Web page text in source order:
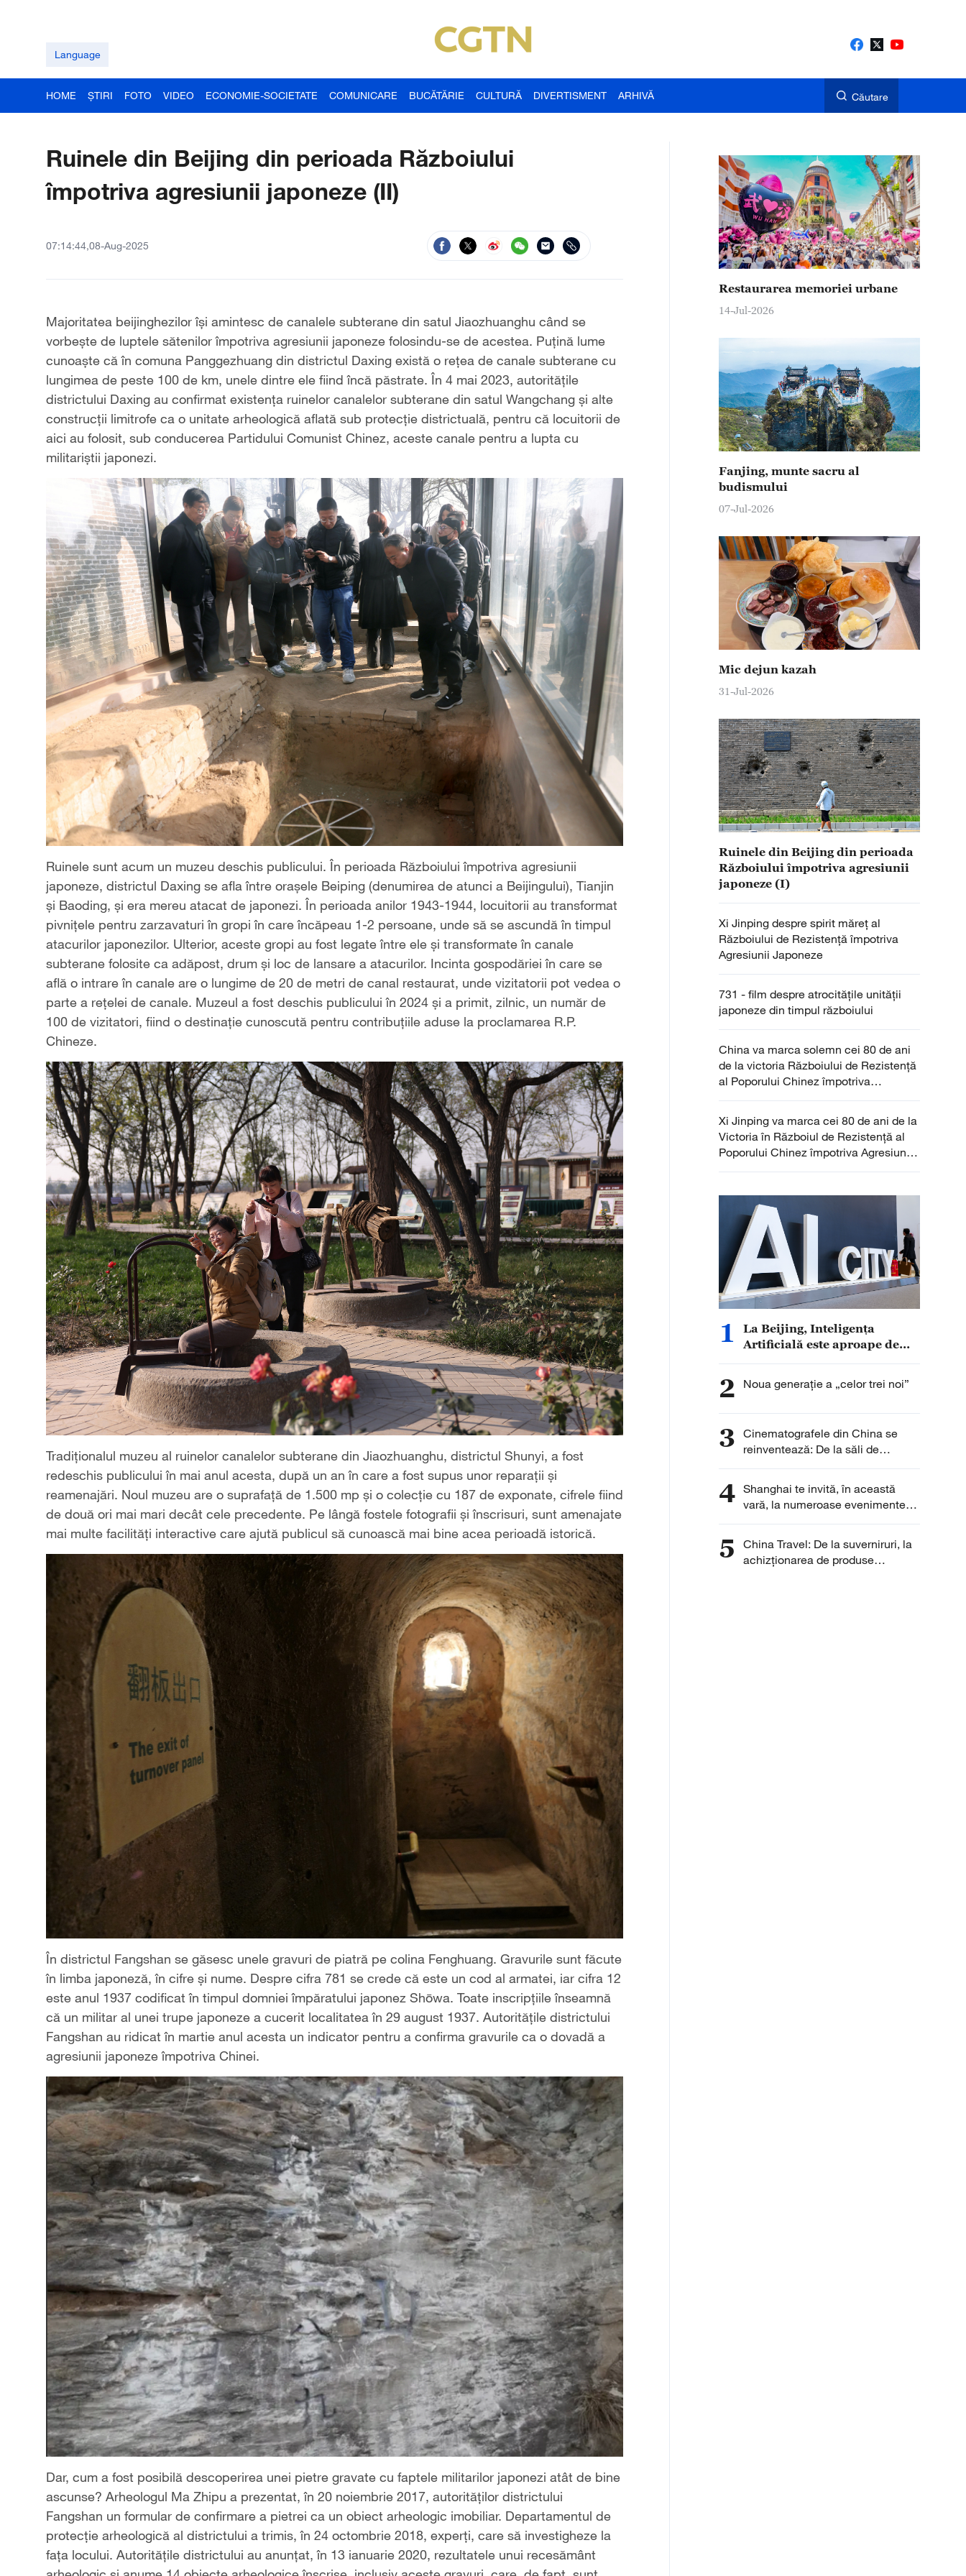
Language
HOME ȘTIRI FOTO VIDEO ECONOMIE-SOCIETATE COMUNICARE BUCĂTĂRIE CULTURĂ DIVERTISMENT ARHIVĂ Căutare
Ruinele din Beijing din perioada Războiului
împotriva agresiunii japoneze (II)
07:14:44,08-Aug-2025
Majoritatea beijinghezilor își amintesc de canalele subterane din satul Jiaozhuanghu când se
vorbește de luptele sătenilor împotriva agresiunii japoneze folosindu-se de acestea. Puțină lume
cunoaște că în comuna Panggezhuang din districtul Daxing există o rețea de canale subterane cu
lungimea de peste 100 de km, unele dintre ele fiind încă păstrate. În 4 mai 2023, autoritățile
districtului Daxing au confirmat existența ruinelor canalelor subterane din satul Wangchang și alte
construcții limitrofe ca o unitate arheologică aflată sub protecție districtuală, pentru că locuitorii de
aici au folosit, sub conducerea Partidului Comunist Chinez, aceste canale pentru a lupta cu
militariștii japonezi.
Ruinele sunt acum un muzeu deschis publicului. În perioada Războiului împotriva agresiunii
japoneze, districtul Daxing se afla între orașele Beiping (denumirea de atunci a Beijingului), Tianjin
și Baoding, și era mereu atacat de japonezi. În perioada anilor 1943-1944, locuitorii au transformat
pivnițele pentru zarzavaturi în gropi în care încăpeau 1-2 persoane, unde să se ascundă în timpul
atacurilor japonezilor. Ulterior, aceste gropi au fost legate între ele și transformate în canale
subterane folosite ca adăpost, drum și loc de lansare a atacurilor. Incinta gospodăriei în care se
află o intrare în canale are o lungime de 20 de metri de canal restaurat, unde vizitatorii pot vedea o
parte a rețelei de canale. Muzeul a fost deschis publicului în 2024 și a primit, zilnic, un număr de
100 de vizitatori, fiind o destinație cunoscută pentru contribuțiile aduse la proclamarea R.P.
Chineze.
Tradiționalul muzeu al ruinelor canalelor subterane din Jiaozhuanghu, districtul Shunyi, a fost
redeschis publicului în mai anul acesta, după un an în care a fost supus unor reparații și
reamenajări. Noul muzeu are o suprafață de 1.500 mp și o colecție cu 187 de exponate, cifrele fiind
de două ori mai mari decât cele precedente. Pe lângă fostele fotografii și înscrisuri, sunt amenajate
mai multe facilități interactive care ajută publicul să cunoască mai bine acea perioadă istorică.
În districtul Fangshan se găsesc unele gravuri de piatră pe colina Fenghuang. Gravurile sunt făcute
în limba japoneză, în cifre și nume. Despre cifra 781 se crede că este un cod al armatei, iar cifra 12
este anul 1937 codificat în timpul domniei împăratului japonez Shōwa. Toate inscripțiile înseamnă
că un militar al unei trupe japoneze a cucerit localitatea în 29 august 1937. Autoritățile districtului
Fangshan au ridicat în martie anul acesta un indicator pentru a confirma gravurile ca o dovadă a
agresiunii japoneze împotriva Chinei.
Dar, cum a fost posibilă descoperirea unei pietre gravate cu faptele militarilor japonezi atât de bine
ascunse? Arheologul Ma Zhipu a prezentat, în 20 noiembrie 2017, autorităților districtului
Fangshan un formular de confirmare a pietrei ca un obiect arheologic imobiliar. Departamentul de
protecție arheologică al districtului a trimis, în 24 octombrie 2018, experți, care să investigheze la
fața locului. Autoritățile districtului au anunțat, în 13 ianuarie 2020, rezultatele unui recesământ
Restaurarea memoriei urbane
14-Jul-2026
Fanjing, munte sacru al
budismului
07-Jul-2026
Mic dejun kazah
31-Jul-2026
Ruinele din Beijing din perioada
Războiului împotriva agresiunii
japoneze (I)
Xi Jinping despre spirit măreț al
Războiului de Rezistență împotriva
Agresiunii Japoneze
731 - film despre atrocitățile unității
japoneze din timpul războiului
China va marca solemn cei 80 de ani
de la victoria Războiului de Rezistență
al Poporului Chinez împotriva
Agresiunii Japoneze și Războiului
Xi Jinping va marca cei 80 de ani de la
Victoria în Războiul de Rezistență al
Poporului Chinez împotriva Agresiunii
Japoneze și Războiului Mondial
1
La Beijing, Inteligența
Artificială este aproape de
2 Noua generație a „celor trei noi”
3 Cinematografele din China se
reinventează: De la săli de
proiecție la centre de divertisment
4 Shanghai te invită, în această
vară, la numeroase evenimente
sportive, culturale și turistice
5
China Travel: De la suverniruri, la
achizționarea de produse